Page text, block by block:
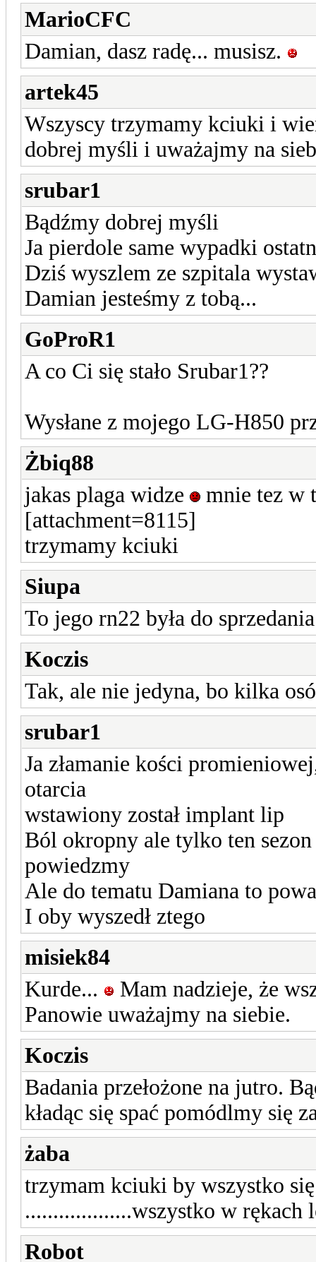
MarioCFC
Damian, dasz radę... musisz.
artek45
Wszyscy trzymamy kciuki i
dobrej myśli i uważajmy na
srubar1
Bądźmy dobrej myśli
Ja pierdole same wypadki
Dziś wyszlem ze szpitala
Damian jesteśmy z tobą...
GoProR1
A co Ci się stało Srubar1??
Wysłane z mojego LG-H850
Żbiq88
jakas plaga widze
mnie tez w
[attachment=8115]
trzymamy kciuki
Siupa
To jego rn22 była do
Koczis
Tak, ale nie jedyna, bo kilka
srubar1
Ja złamanie kości
otarcia
wstawiony został implant lip
Ból okropny ale tylko ten
powiedzmy
Ale do tematu Damiana to
I oby wyszedł ztego
misiek84
Kurde...
Mam nadzieje, że
Panowie uważajmy na siebie.
Koczis
Badania przełożone na jutro.
kładąc się spać pomódlmy się
żaba
trzymam kciuki by wszystko
...................wszystko w rękach
Robot